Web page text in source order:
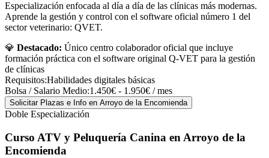
Especialización enfocada al día a día de las clínicas más modernas.
Aprende la gestión y control con el software oficial número 1 del
sector veterinario: QVET.
💎 Destacado: Único centro colaborador oficial que incluye
formación práctica con el software original Q-VET para la gestión
de clínicas
Requisitos:Habilidades digitales básicas
Bolsa / Salario Medio:1.450€ - 1.950€ / mes
Solicitar Plazas e Info en Arroyo de la Encomienda
Doble Especialización
Curso ATV y Peluquería Canina en Arroyo de la
Encomienda